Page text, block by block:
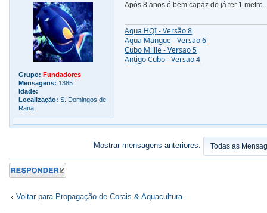
Grupo: Fundadores
Mensagens: 1385
Idade:
Localização: S. Domingos de
Rana
Após 8 anos é bem capaz de já ter 1
Aqua HQI - Versão 8
Aqua Mangue - Versao 6
Cubo Millle - Versao 5
Antigo Cubo - Versao 4
Mostrar mensagens anteriores:
Responder
Voltar para Propagação de Corais & Aquacultura